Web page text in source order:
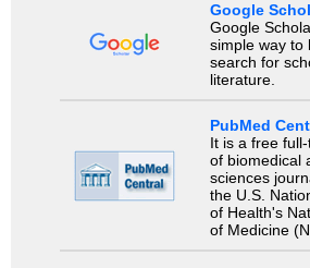
Google
Google
simple way to
search for
literature.
PubMed
It is a free
of biomedical
sciences
the U.S.
of Health's
of Medicine